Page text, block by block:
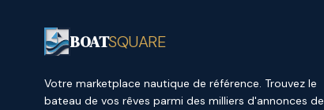
BOATSQUARE
Votre marketplace nautique de référence. Trouvez le
bateau de vos rêves parmi des milliers d'annonces de